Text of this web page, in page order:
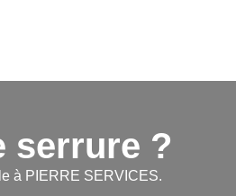
serrure ?​
à PIERRE SERVICES.